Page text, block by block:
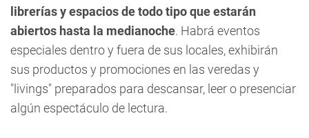
librerías y espacios de todo tipo que estarán
abiertos hasta la medianoche. Habrá eventos
especiales dentro y fuera de sus locales, exhibirán
sus productos y promociones en las veredas y
"livings" preparados para descansar, leer o presenciar
algún espectáculo de lectura.